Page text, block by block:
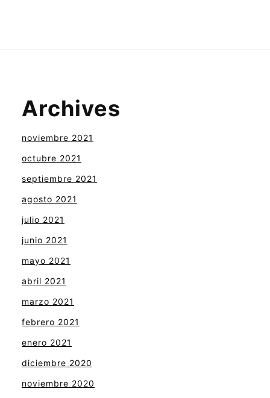
Archives
noviembre 2021
octubre 2021
septiembre 2021
agosto 2021
julio 2021
junio 2021
mayo 2021
abril 2021
marzo 2021
febrero 2021
enero 2021
diciembre 2020
noviembre 2020